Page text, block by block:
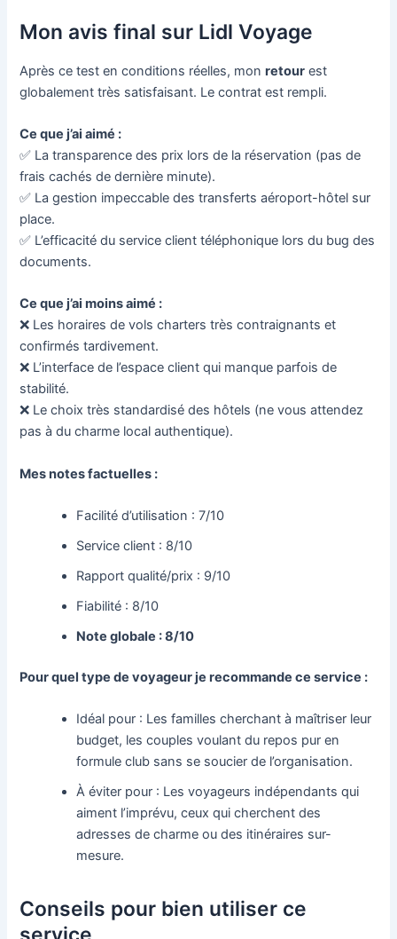
Mon avis final sur Lidl Voyage
Après ce test en conditions réelles, monretour est
globalement très satisfaisant. Le contrat est rempli.
Ce que j’ai aimé :
✅ La transparence des prix lors de la réservation (pas de
frais cachés de dernière minute).
✅ La gestion impeccable des transferts aéroport-hôtel sur
place.
✅ L’efficacité du service client téléphonique lors du bug des
documents.
Ce que j’ai moins aimé :
❌ Les horaires de vols charters très contraignants et
confirmés tardivement.
❌ L’interface de l’espace client qui manque parfois de
stabilité.
❌ Le choix très standardisé des hôtels (ne vous attendez
pas à du charme local authentique).
Mes notes factuelles :
Facilité d’utilisation : 7/10
Service client : 8/10
Rapport qualité/prix : 9/10
Fiabilité : 8/10
Note globale : 8/10
Pour quel type de voyageur je recommande ce service :
Idéal pour : Les familles cherchant à maîtriser leur
budget, les couples voulant du repos pur en
formule club sans se soucier de l’organisation.
À éviter pour : Les voyageurs indépendants qui
aiment l’imprévu, ceux qui cherchent des
adresses de charme ou des itinéraires sur-
mesure.
Conseils pour bien utiliser ce